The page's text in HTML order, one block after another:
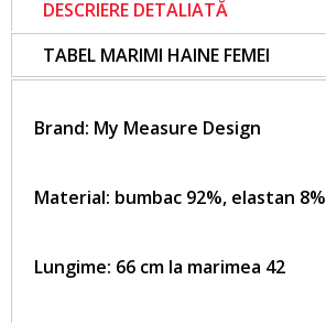
DESCRIERE DETALIATĂ
TABEL MARIMI HAINE FEMEI
Brand: My Measure Design
Material: bumbac 92%, elastan 8%
Lungime: 66 cm la marimea 42